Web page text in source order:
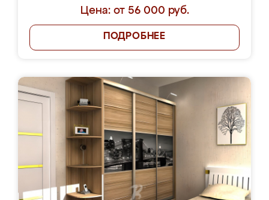
Цена: от 56 000 руб.
ПОДРОБНЕЕ